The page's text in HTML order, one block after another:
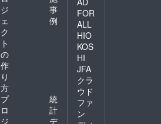
ジ
ェ
ク
ト
の
作
り
方
事
例
プ
ロ
ジ
統
計
デ
FOR
ALL
HIO
KOS
HI
JFA
クラ
ウド
ファ
ン